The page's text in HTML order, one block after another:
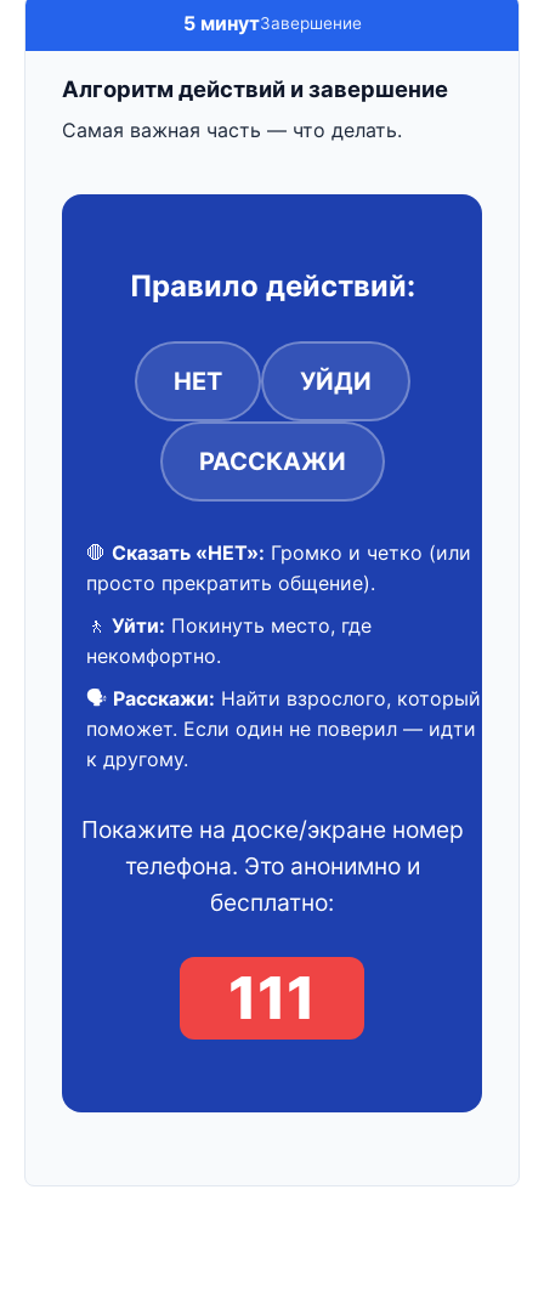
5 минутЗавершение
Алгоритм действий и завершение
Самая важная часть — что делать.
Правило действий:
НЕТ УЙДИ
РАССКАЖИ
🛑 Сказать «НЕТ»: Громко и четко (или
просто прекратить общение).
🚶 Уйти: Покинуть место, где
некомфортно.
🗣️ Расскажи: Найти взрослого, который
поможет. Если один не поверил — идти
к другому.
Покажите на доске/экране номер
телефона. Это анонимно и
бесплатно:
111